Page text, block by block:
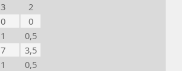
3
2
0
0
1
0,5
7
3,5
1
0,5